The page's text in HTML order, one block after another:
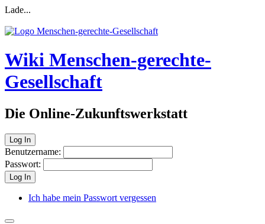
Lade...
Wiki Menschen-gerechte-
Gesellschaft
Die Online-Zukunftswerkstatt
Log In
Benutzername:
Passwort:
Log In
Ich habe mein Passwort vergessen